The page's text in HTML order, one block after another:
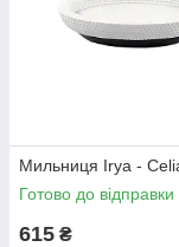
Мильниця Irya -
Готово до відправки
615 ₴